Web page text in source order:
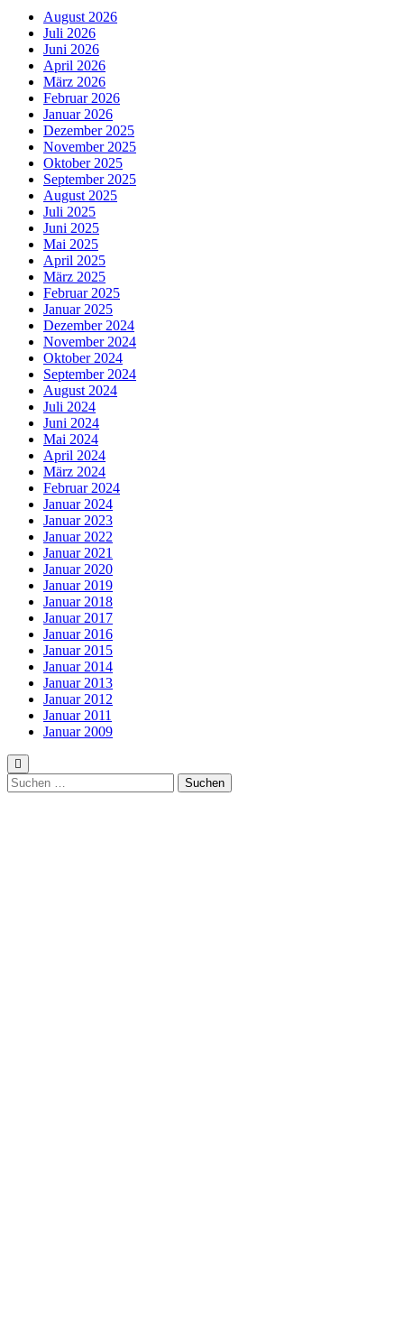
August 2026
Juli 2026
Juni 2026
April 2026
März 2026
Februar 2026
Januar 2026
Dezember 2025
November 2025
Oktober 2025
September 2025
August 2025
Juli 2025
Juni 2025
Mai 2025
April 2025
März 2025
Februar 2025
Januar 2025
Dezember 2024
November 2024
Oktober 2024
September 2024
August 2024
Juli 2024
Juni 2024
Mai 2024
April 2024
März 2024
Februar 2024
Januar 2024
Januar 2023
Januar 2022
Januar 2021
Januar 2020
Januar 2019
Januar 2018
Januar 2017
Januar 2016
Januar 2015
Januar 2014
Januar 2013
Januar 2012
Januar 2011
Januar 2009
Suchen
nach: